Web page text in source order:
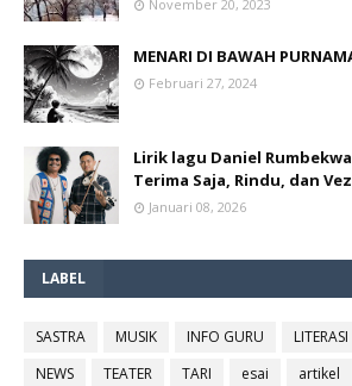
November 20, 2023
MENARI DI BAWAH
Februari 27, 2024
Lirik lagu Daniel
Terima Saja, Rindu, dan
Januari 08, 2026
LABEL
SASTRA MUSIK INFO GURU LITERASI
NEWS
TEATER TARI esai artikel